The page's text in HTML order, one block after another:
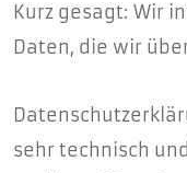
Kurz gesagt: Wir
Daten, die wir
sehr technisch